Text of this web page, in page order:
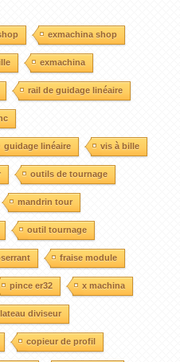
exmachina shop
exmachina
rail de guidage linéaire
guidage linéaire vis à bille
outils de tournage
mandrin tour
outil tournage
fraise module
pince er32 x machina
diviseur
copieur de profil